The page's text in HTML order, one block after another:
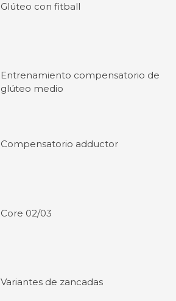
Glúteo con fitball
Entrenamiento compensatorio de
glúteo medio
Compensatorio adductor
Core 02/03
Variantes de zancadas